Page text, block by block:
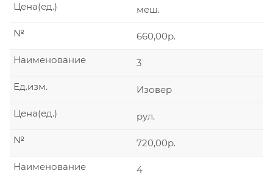
меш.
Цена(ед.)
660,00р.
№
3
Наименование
Изовер
Ед.изм.
рул.
Цена(ед.)
720,00р.
№
4
Наименование